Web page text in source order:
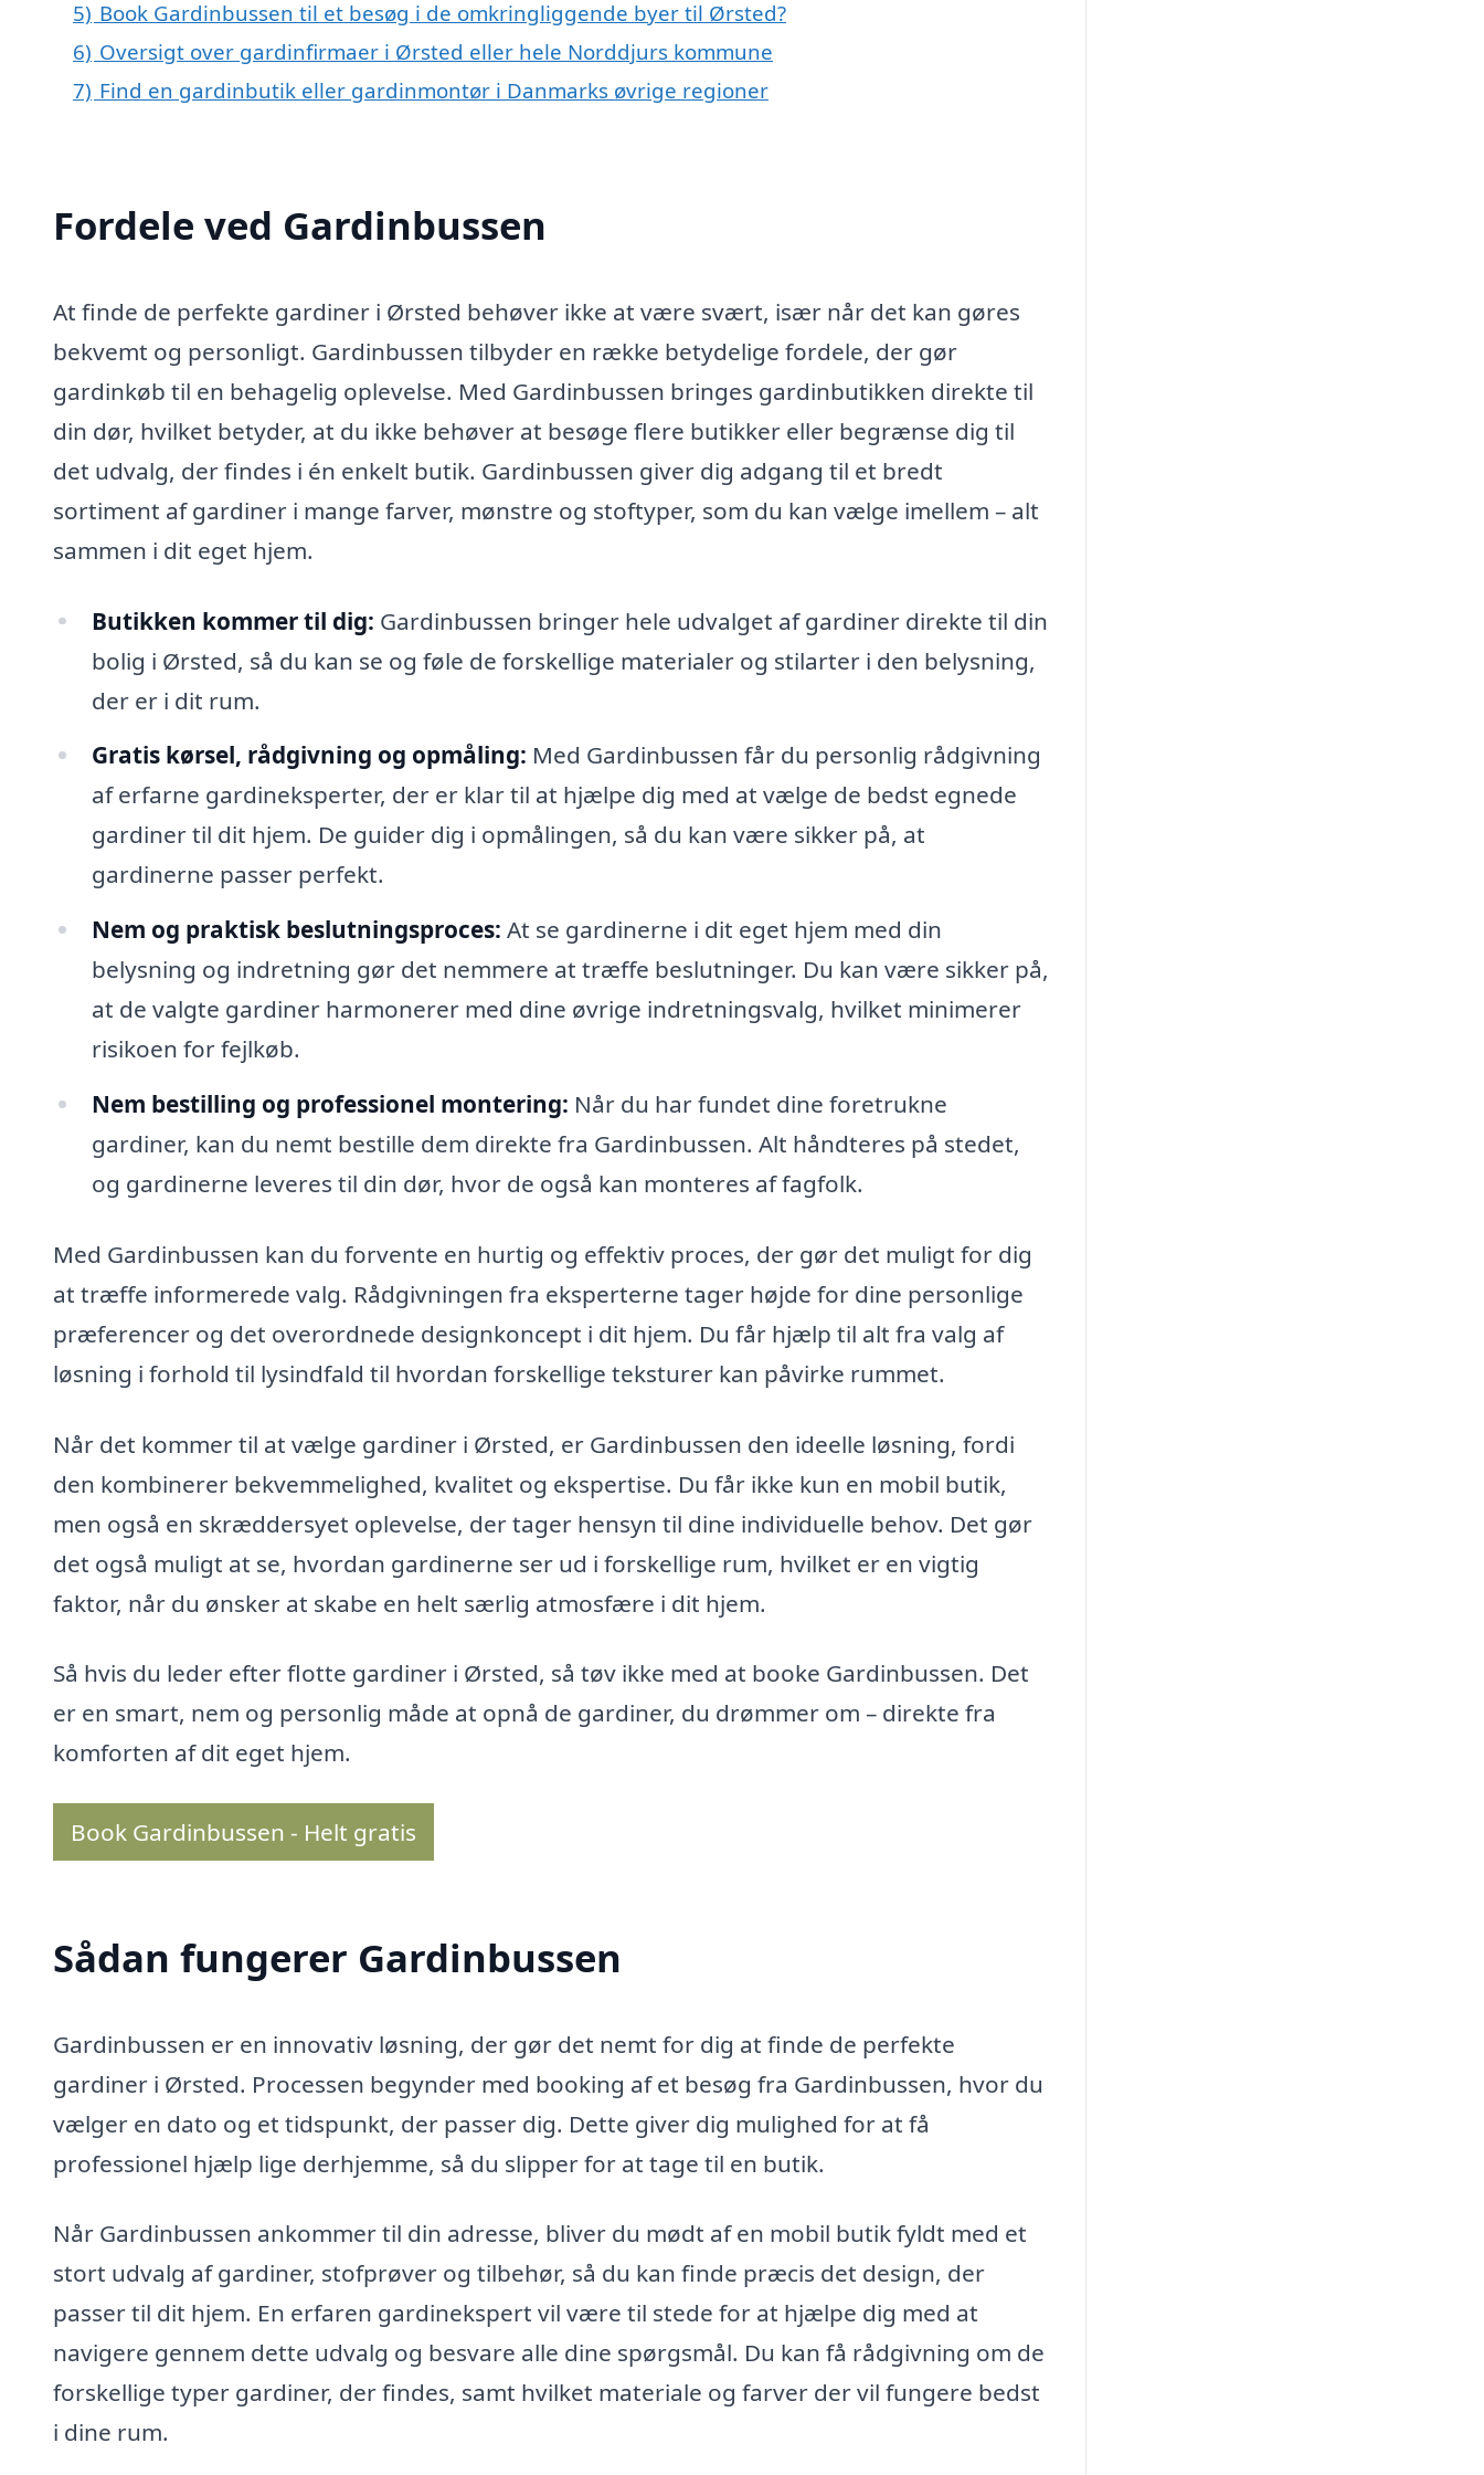
5) Book Gardinbussen til et besøg i de omkringliggende byer til Ørsted?
6) Oversigt over gardinfirmaer i Ørsted eller hele Norddjurs kommune
7) Find en gardinbutik eller gardinmontør i Danmarks øvrige regioner
Fordele ved Gardinbussen
At finde de perfekte gardiner i Ørsted behøver ikke at være svært, især når det kan gøres
bekvemt og personligt. Gardinbussen tilbyder en række betydelige fordele, der gør
gardinkøb til en behagelig oplevelse. Med Gardinbussen bringes gardinbutikken direkte til
din dør, hvilket betyder, at du ikke behøver at besøge flere butikker eller begrænse dig til
det udvalg, der findes i én enkelt butik. Gardinbussen giver dig adgang til et bredt
sortiment af gardiner i mange farver, mønstre og stoftyper, som du kan vælge imellem – alt
sammen i dit eget hjem.
Butikken kommer til dig: Gardinbussen bringer hele udvalget af gardiner direkte til din
bolig i Ørsted, så du kan se og føle de forskellige materialer og stilarter i den belysning,
der er i dit rum.
Gratis kørsel, rådgivning og opmåling: Med Gardinbussen får du personlig rådgivning
af erfarne gardineksperter, der er klar til at hjælpe dig med at vælge de bedst egnede
gardiner til dit hjem. De guider dig i opmålingen, så du kan være sikker på, at
gardinerne passer perfekt.
Nem og praktisk beslutningsproces: At se gardinerne i dit eget hjem med din
belysning og indretning gør det nemmere at træffe beslutninger. Du kan være sikker på,
at de valgte gardiner harmonerer med dine øvrige indretningsvalg, hvilket minimerer
risikoen for fejlkøb.
Nem bestilling og professionel montering: Når du har fundet dine foretrukne
gardiner, kan du nemt bestille dem direkte fra Gardinbussen. Alt håndteres på stedet,
og gardinerne leveres til din dør, hvor de også kan monteres af fagfolk.
Med Gardinbussen kan du forvente en hurtig og effektiv proces, der gør det muligt for dig
at træffe informerede valg. Rådgivningen fra eksperterne tager højde for dine personlige
præferencer og det overordnede designkoncept i dit hjem. Du får hjælp til alt fra valg af
løsning i forhold til lysindfald til hvordan forskellige teksturer kan påvirke rummet.
Når det kommer til at vælge gardiner i Ørsted, er Gardinbussen den ideelle løsning, fordi
den kombinerer bekvemmelighed, kvalitet og ekspertise. Du får ikke kun en mobil butik,
men også en skræddersyet oplevelse, der tager hensyn til dine individuelle behov. Det gør
det også muligt at se, hvordan gardinerne ser ud i forskellige rum, hvilket er en vigtig
faktor, når du ønsker at skabe en helt særlig atmosfære i dit hjem.
Så hvis du leder efter flotte gardiner i Ørsted, så tøv ikke med at booke Gardinbussen. Det
er en smart, nem og personlig måde at opnå de gardiner, du drømmer om – direkte fra
komforten af dit eget hjem.
Book Gardinbussen - Helt gratis
Sådan fungerer Gardinbussen
Gardinbussen er en innovativ løsning, der gør det nemt for dig at finde de perfekte
gardiner i Ørsted. Processen begynder med booking af et besøg fra Gardinbussen, hvor du
vælger en dato og et tidspunkt, der passer dig. Dette giver dig mulighed for at få
professionel hjælp lige derhjemme, så du slipper for at tage til en butik.
Når Gardinbussen ankommer til din adresse, bliver du mødt af en mobil butik fyldt med et
stort udvalg af gardiner, stofprøver og tilbehør, så du kan finde præcis det design, der
passer til dit hjem. En erfaren gardinekspert vil være til stede for at hjælpe dig med at
navigere gennem dette udvalg og besvare alle dine spørgsmål. Du kan få rådgivning om de
forskellige typer gardiner, der findes, samt hvilket materiale og farver der vil fungere bedst
i dine rum.